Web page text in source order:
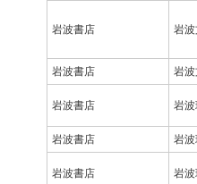
岩波書店 岩
岩波書店 岩
岩波書店 岩
岩波書店 岩
岩波書店 岩